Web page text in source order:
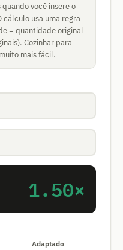
você insere o
cálculo usa uma regra
= quantidade original
Cozinhar para
mais fácil.
1.50×
Adaptado